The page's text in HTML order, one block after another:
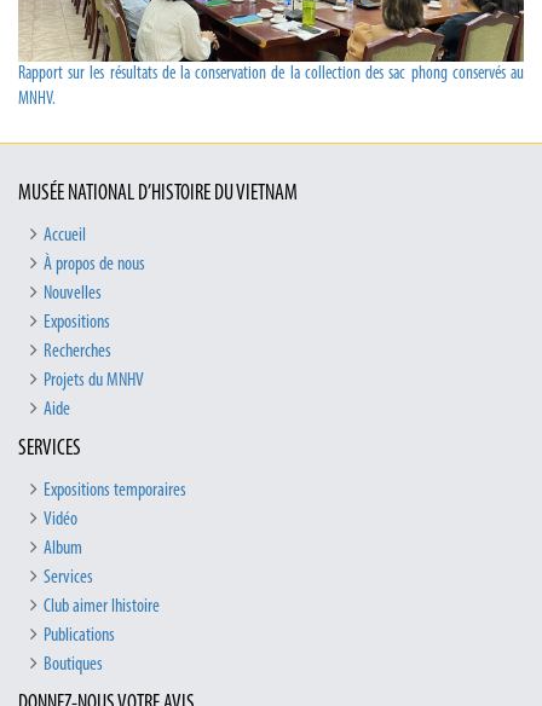
Rapport sur les résultats de la conservation de la collection des sac phong conservés au
MNHV.
MUSÉE NATIONAL D’HISTOIRE DU VIETNAM
Accueil
À propos de nous
Nouvelles
Expositions
Recherches
Projets du MNHV
Aide
SERVICES
Expositions temporaires
Vidéo
Album
Services
Club aimer lhistoire
Publications
Boutiques